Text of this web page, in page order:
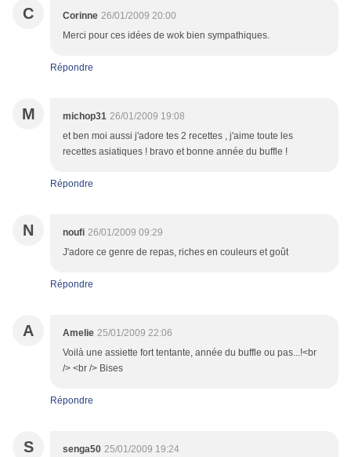
C Corinne 26/01/2009 20:00
Merci pour ces idées de wok bien sympathiques.
Répondre
M michop31 26/01/2009 19:08
et ben moi aussi j'adore tes 2 recettes , j'aime toute les
recettes asiatiques ! bravo et bonne année du buffle !
Répondre
N noufi 26/01/2009 09:29
J'adore ce genre de repas, riches en couleurs et goût
Répondre
A Amelie 25/01/2009 22:06
Voilà une assiette fort tentante, année du buffle ou pas...!<br
/> <br /> Bises
Répondre
S senga50 25/01/2009 19:24